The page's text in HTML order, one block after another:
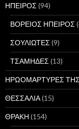
ΗΠΕΙΡΟΣ (94)
ΒΟΡΕΙΟΣ ΗΠΕΙΡΟΣ
ΣΟΥΛΙΩΤΕΣ (9)
ΤΣΑΜΗΔΕΣ (13)
ΗΡΩΟΜΑΡΤΥΡΕΣ
ΘΕΣΣΑΛΙΑ(15)
ΘΡΑΚΗ (154)